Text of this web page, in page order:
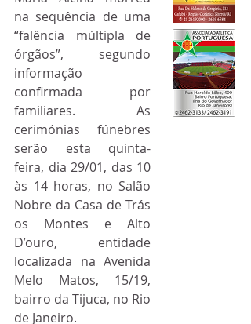
na sequência de uma
“falência múltipla de
órgãos”, segundo
informação
confirmada por
familiares. As
cerimónias fúnebres
serão esta quinta-
feira, dia 29/01, das 10
às 14 horas, no Salão
Nobre da Casa de Trás
os Montes e Alto
D’ouro, entidade
localizada na Avenida
Melo Matos, 15/19,
bairro da Tijuca, no Rio
de Janeiro.